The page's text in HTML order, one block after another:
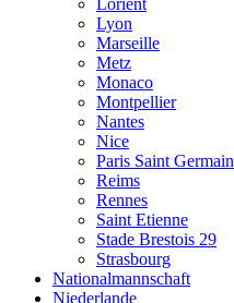
Lorient
Lyon
Marseille
Metz
Monaco
Montpellier
Nantes
Nice
Paris Saint Germain
Reims
Rennes
Saint Etienne
Stade Brestois 29
Strasbourg
Nationalmannschaft
Niederlande